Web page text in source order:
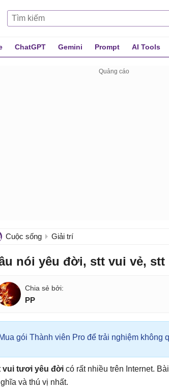
ChatGPT Gemini Prompt AI Tools
Cuộc sống Giải trí
nói yêu đời, stt vui vẻ,
PP
gói Thành viên Pro để trải nghiệm không
vui tươi yêu đời có rất nhiều trên Internet.
và thú vị nhất.